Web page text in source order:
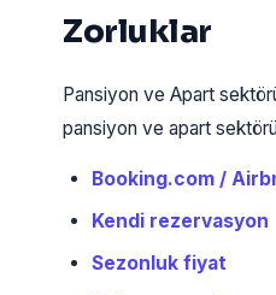
Zorluklar
Pansiyon ve Apart
pansiyon ve apart
Booking.com /
Kendi rezervasyon
Sezonluk fiyat